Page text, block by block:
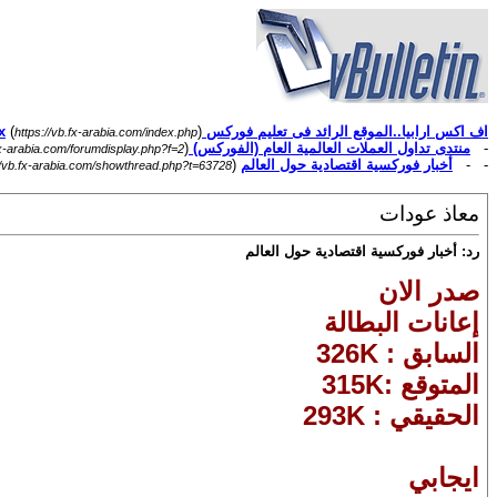
اف اكس ارابيا..الموقع الرائد فى تعليم فوركس Forex (https://vb.fx-arabia.com/index.php)
- منتدى تداول العملات العالمية العام (الفوركس) Forex arabia.com/forumdisplay.php?f=2)
- -
أخبار فوركسية اقتصادية حول العالم (
arabia.com/showthread.php?t=63728
معاذ عودات
رد: أخبار فوركسية اقتصادية حول العالم
صدر الان
إعانات البطالة
السابق : 326K
المتوقع :315K
الحقيقي : 293K
ايجابي